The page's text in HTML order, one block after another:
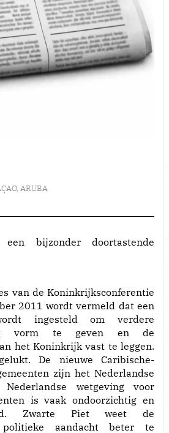
,ARUBA
bijzonder doortastende
van de Koninkrijksconferentie
2011 wordt vermeld dat een
ingesteld om verdere
vorm te geven en de
het Koninkrijk vast te leggen.
De nieuwe Caribische-
zijn het Nederlandse
wetgeving voor
is vaak ondoorzichtig en
Zwarte Piet weet de
politieke aandacht beter te